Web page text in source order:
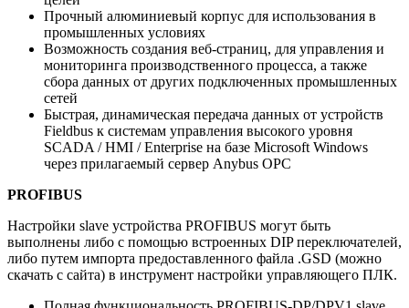
Прочный алюминиевый корпус для использования в
промышленных условиях
Возможность создания веб-страниц, для управления и
мониторинга производственного процесса, а также
сбора данных от других подключенных промышленных
сетей
Быстрая, динамическая передача данных от устройств
Fieldbus к системам управления высокого уровня
SCADA / HMI / Enterprise на базе Microsoft Windows
через прилагаемый сервер Anybus OPC
PROFIBUS
Настройки slave устройства PROFIBUS могут быть
выполнены либо с помощью встроенных DIP переключателей,
либо путем импорта предоставленного файла .GSD (можно
скачать с сайта) в инструмент настройки управляющего ПЛК.